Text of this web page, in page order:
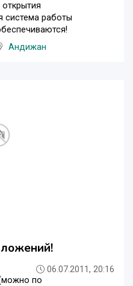
система работы
Андижан
06.07.2011, 20:16
по